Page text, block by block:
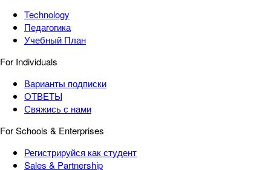
Technology
Педагогика
Учебный План
For Individuals
Варианты подписки
ОТВЕТЫ
Свяжись с нами
For Schools & Enterprises
Регистрируйся как студент
Sales & Partnership